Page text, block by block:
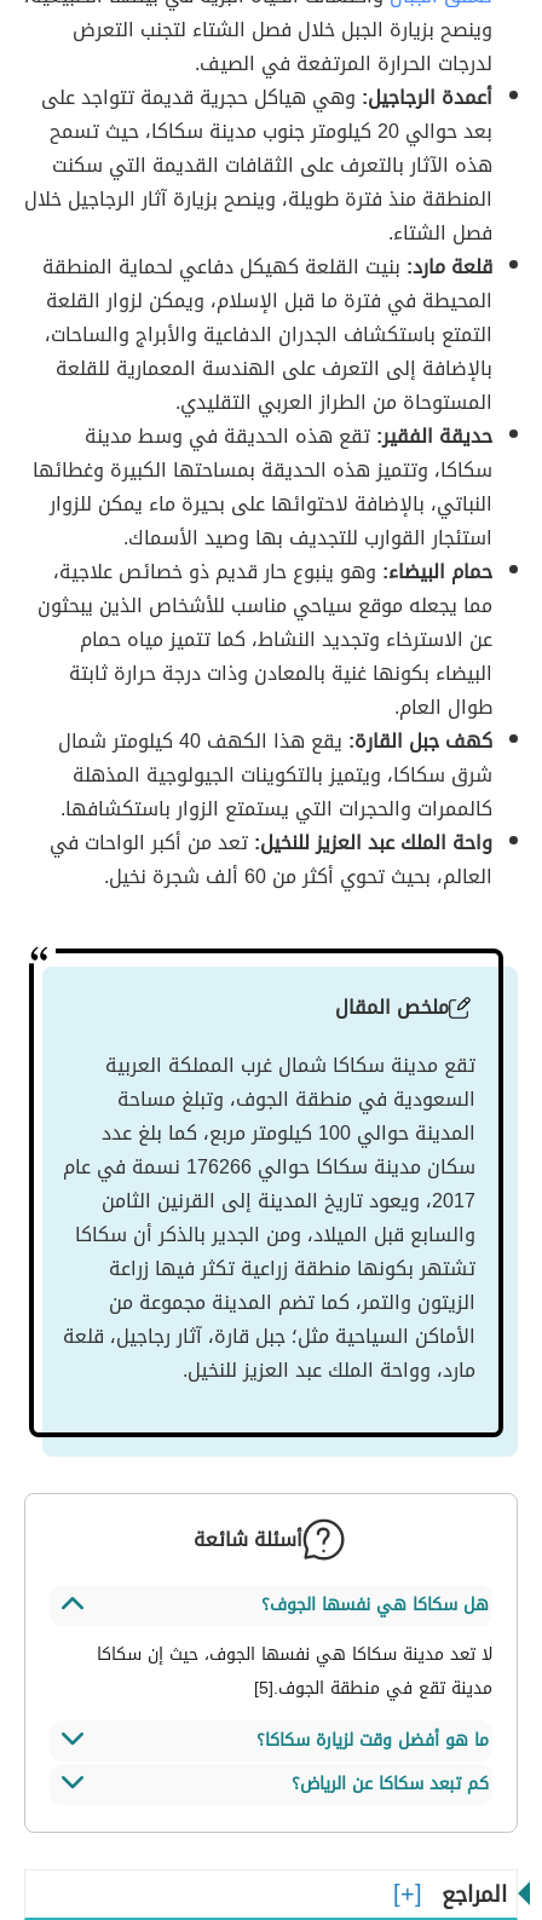
وينصح بزيارة الجبل خلال فصل الشتاء لتجنب التعرض
لدرجات الحرارة المرتفعة في الصيف.
أعمدة الرجاجيل: وهي هياكل حجرية قديمة تتواجد على
بعد حوالي 20 كيلومتر جنوب مدينة سكاكا، حيث تسمح
هذه الآثار بالتعرف على الثقافات القديمة التي سكنت
المنطقة منذ فترة طويلة، وينصح بزيارة آثار الرجاجيل خلال
فصل الشتاء.
قلعة مارد: بنيت القلعة كهيكل دفاعي لحماية المنطقة
المحيطة في فترة ما قبل الإسلام، ويمكن لزوار القلعة
التمتع باستكشاف الجدران الدفاعية والأبراج والساحات،
بالإضافة إلى التعرف على الهندسة المعمارية للقلعة
المستوحاة من الطراز العربي التقليدي.
حديقة الفقير:تقع هذه الحديقة في وسط مدينة
سكاكا، وتتميز هذه الحديقة بمساحتها الكبيرة وغطائها
النباتي، بالإضافة لاحتوائها على بحيرة ماء يمكن للزوار
استئجار القوارب للتجديف بها وصيد الأسماك.
حمام البيضاء: وهو ينبوع حار قديم ذو خصائص علاجية،
مما يجعله موقع سياحي مناسب للأشخاص الذين يبحثون
عن الاسترخاء وتجديد النشاط، كما تتميز مياه حمام
البيضاء بكونها غنية بالمعادن وذات درجة حرارة ثابتة
طوال العام.
كهف جبل القارة:
يقع هذا الكهف 40 كيلومتر شمال
شرق سكاكا، ويتميز بالتكوينات الجيولوجية المذهلة
كالممرات والحجرات التي يستمتع الزوار باستكشافها.
واحة الملك عبد العزيز للنخيل:تعد من أكبر الواحات في
العالم، بحيث تحوي أكثر من 60 ألف شجرة نخيل.
ملخص المقال
تقع مدينة سكاكا شمال غرب المملكة العربية
السعودية في منطقة الجوف، وتبلغ مساحة
المدينة حوالي 100 كيلومتر مربع، كما بلغ عدد
سكان مدينة سكاكا حوالي 176266 نسمة في عام
2017، ويعود تاريخ المدينة إلى القرنين الثامن
والسابع قبل الميلاد، ومن الجدير بالذكر أن سكاكا
تشتهر بكونها منطقة زراعية تكثر فيها زراعة
الزيتون والتمر، كما تضم المدينة مجموعة من
الأماكن السياحية مثل؛ جبل قارة، آثار رجاجيل، قلعة
مارد، وواحة الملك عبد العزيز للنخيل.
أسئلة شائعة
هل سكاكا هي نفسها الجوف؟
لا تعد مدينة سكاكا هي نفسها الجوف، حيث إن سكاكا
مدينة تقع في منطقة الجوف.[5]
ما هو أفضل وقت لزيارة سكاكا؟
يفضل زيارة مدينة سكاكا في الربيع أو الخريف، حيث تكون
درجات الحرارة معتدلة ويكون طول النهار مناسبًا ليقوم
كم تبعد سكاكا عن الرياض؟
يفصل بين مدينة سكاكا ومدينة الرياض نحو 980 كيلومتراً،
ونصف.
المراجع